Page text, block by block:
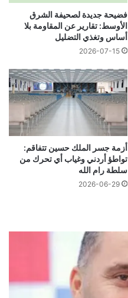
فضيحة جديدة لصحيفة الشرق
الأوسط: تقارير عن المقاومة بلا
أساس وتغذي التضليل
2026-07-15
أزمة جسر الملك حسين تتفاقم:
تواطؤ أردني وغياب أي تحرك من
سلطة رام الله
2026-06-29